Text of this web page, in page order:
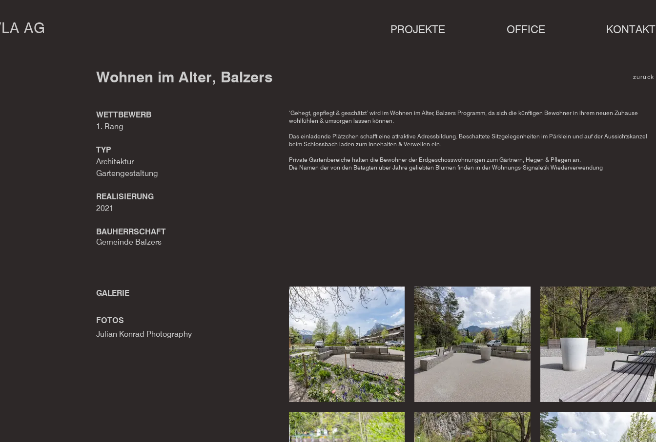
AG PROJEKTE OFFICE KONTAKT
Wohnen im Alter, Balzers zurück
WETTBEWERB
1. Rang
TYP
Architektur
Gartengestaltung
REALISIERUNG
2021
BAUHERRSCHAFT
Gemeinde Balzers
‘Gehegt, gepflegt & geschätzt’ wird im Wohnen im Alter, Balzers Programm, da sich die künftigen Bewohner in ihrem neuen Zuhause
wohlfühlen & umsorgen lassen können.
Das einladende Plätzchen schafft eine attraktive Adressbildung. Beschattete Sitzgelegenheiten im Pärklein und auf der Aussichtskanzel
beim Schlossbach laden zum Innehalten & Verweilen ein.
Private Gartenbereiche halten die Bewohner der Erdgeschosswohnungen zum Gärtnern, Hegen & Pflegen an.
Die Namen der von den Betagten über Jahre geliebten Blumen finden in der Wohnungs-Signaletik Wiederverwendung
GALERIE​​
FOTOS
Julian Konrad Photography